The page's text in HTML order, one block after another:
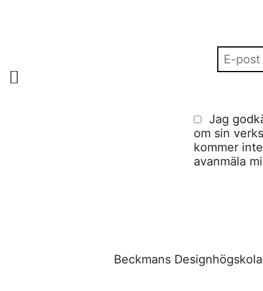
Jag
om sin
kommer
avanmäla
Beckmans